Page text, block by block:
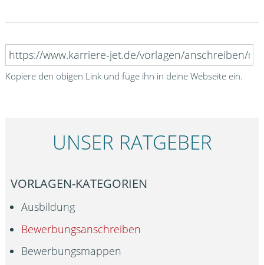
Kopiere den obigen Link und füge ihn in deine Webseite ein.
UNSER RATGEBER
VORLAGEN-KATEGORIEN
Ausbildung
Bewerbungsanschreiben
Bewerbungsmappen